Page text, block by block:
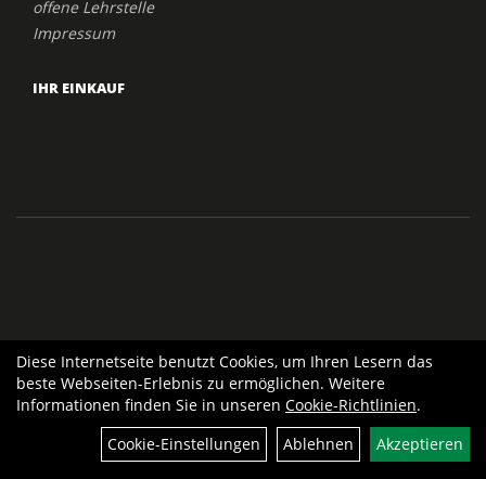
offene Lehrstelle
Impressum
IHR EINKAUF
Diese Internetseite benutzt Cookies, um Ihren Lesern das
beste Webseiten-Erlebnis zu ermöglichen. Weitere
Informationen finden Sie in unseren Cookie-Richtlinien.
Cookie-Einstellungen
Ablehnen Akzeptieren